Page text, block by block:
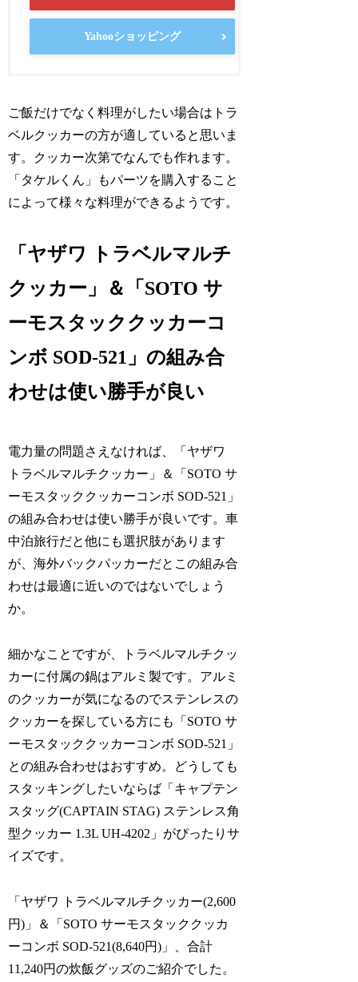
Yahooショッピング
ご飯だけでなく料理がしたい場合はトラ
ベルクッカーの方が適していると思いま
す。クッカー次第でなんでも作れます。
「タケルくん」もパーツを購入すること
によって様々な料理ができるようです。
「ヤザワ トラベルマルチ
クッカー」＆「SOTO サ
ーモスタッククッカーコ
ンボ SOD-521」の組み合
わせは使い勝手が良い
電力量の問題さえなければ、「ヤザワ
トラベルマルチクッカー」＆「SOTO サ
ーモスタッククッカーコンボ SOD-521」
の組み合わせは使い勝手が良いです。車
中泊旅行だと他にも選択肢があります
が、海外バックパッカーだとこの組み合
わせは最適に近いのではないでしょう
か。
細かなことですが、トラベルマルチクッ
カーに付属の鍋はアルミ製です。アルミ
のクッカーが気になるのでステンレスの
クッカーを探している方にも「SOTO サ
ーモスタッククッカーコンボ SOD-521」
との組み合わせはおすすめ。どうしても
スタッキングしたいならば「キャプテン
スタッグ(CAPTAIN STAG) ステンレス角
型クッカー 1.3L UH-4202」がぴったりサ
イズです。
「ヤザワ トラベルマルチクッカー(2,600
円)」＆「SOTO サーモスタッククッカ
ーコンボ SOD-521(8,640円)」、合計
11,240円の炊飯グッズのご紹介でした。